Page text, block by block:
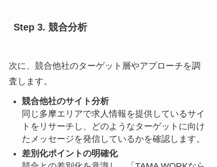
Step 3. 競合分析
次に、競合他社のターゲット層やアプローチを調
査します。
競合他社のサイト分析
同じ多摩エリアで求人情報を提供しているサイ
トをリサーチし、どのようなターゲットに向け
たメッセージを発信しているかを確認します。
差別化ポイントの明確化